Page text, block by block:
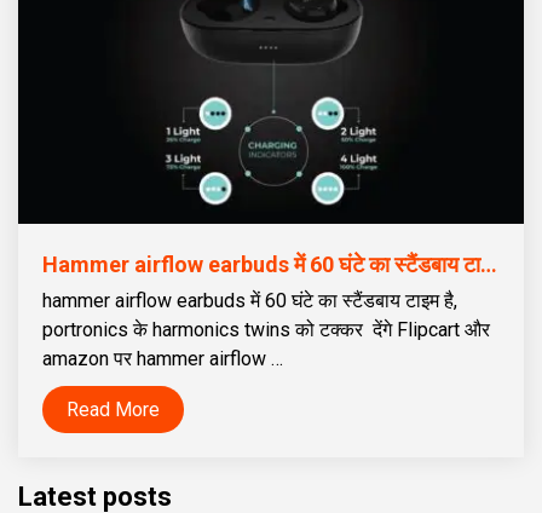
Hammer airflow earbuds में 60 घंटे का स्टैंडबाय टाइम है, portronics के harmonics twins को टक्कर देंगे
hammer airflow earbuds में 60 घंटे का स्टैंडबाय टाइम है,
portronics के harmonics twins को टक्कर देंगे Flipcart और
amazon पर hammer airflow …
Read More
Latest posts